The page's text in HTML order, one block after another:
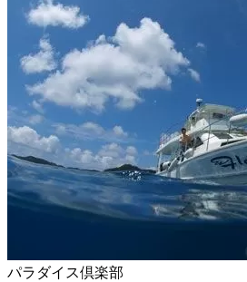
パラダイス倶楽部